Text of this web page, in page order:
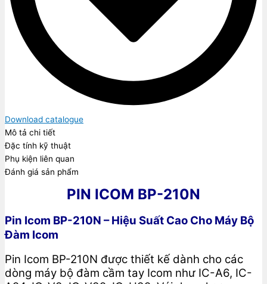
Download catalogue
Mô tả chi tiết
Đặc tính kỹ thuật
Phụ kiện liên quan
Đánh giá sản phẩm
PIN ICOM BP-210N
Pin Icom BP-210N – Hiệu Suất Cao Cho Máy Bộ
Đàm Icom
Pin Icom BP-210N được thiết kế dành cho các
dòng máy bộ đàm cầm tay Icom như IC-A6, IC-